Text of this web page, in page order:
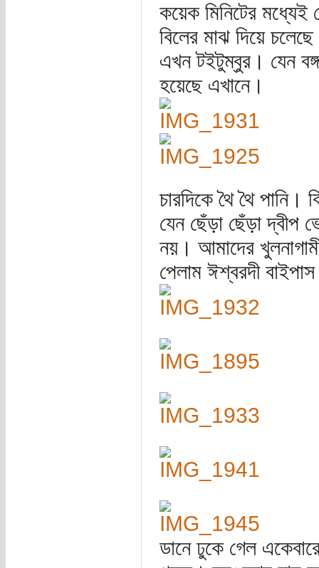
কয়েক মিনিটের
বিলের মাঝ দিয়ে
এখন টইটুম্বুর। যেন
হয়েছে এখানে।
চারদিকে থৈ থৈ পানি।
যেন ছেঁড়া ছেঁড়া
নয়। আমাদের
পেলাম ঈশ্বরদী
ডানে ঢুকে গেল